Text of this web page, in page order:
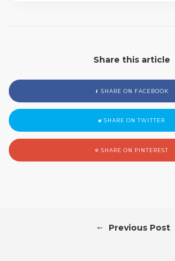
Share this article
SHARE ON FACEBOOK
SHARE ON TWITTER
SHARE ON PINTEREST
← Previous Post